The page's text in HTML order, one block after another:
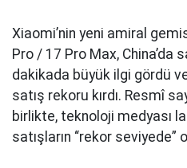
Xiaomi’nin yeni amiral
Pro / 17 Pro Max, China’da
dakikada büyük ilgi gördü
satış rekoru kırdı. Resmî
birlikte, teknoloji medyası
satışların “rekor seviyede”